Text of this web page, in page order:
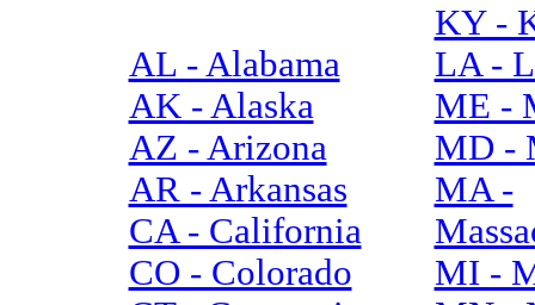
AL - Alabama
AK - Alaska
AZ - Arizona
AR - Arkansas
CA - California
CO - Colorado
KY -
LA -
ME -
MD -
MA -
MI -